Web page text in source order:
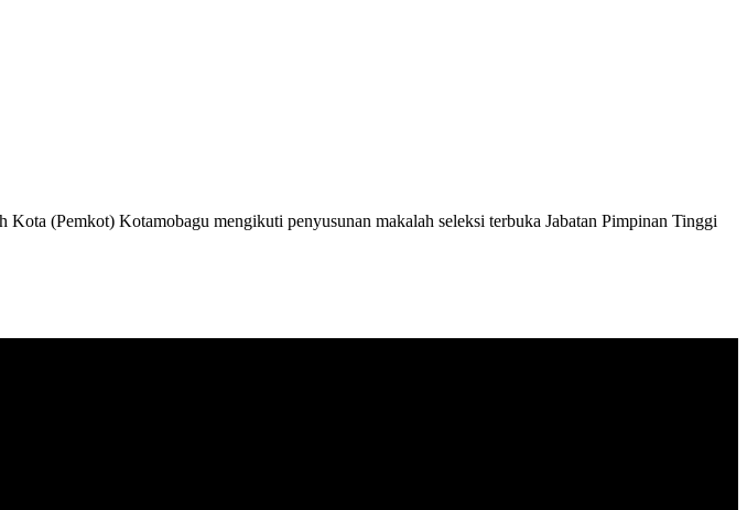
(Pemkot) Kotamobagu mengikuti penyusunan makalah seleksi terbuka Jabatan Pimpinan Tinggi